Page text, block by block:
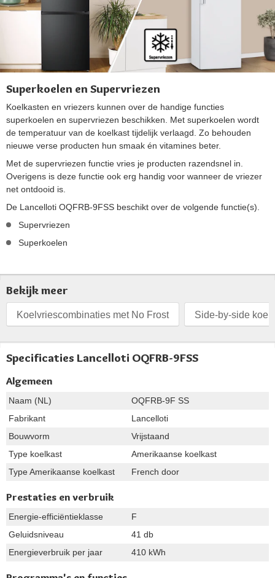
Superkoelen en Supervriezen
Koelkasten en vriezers kunnen over de handige functies
superkoelen en supervriezen beschikken. Met superkoelen wordt
de temperatuur van de koelkast tijdelijk verlaagd. Zo behouden
nieuwe verse producten hun smaak én vitamines beter.
Met de supervriezen functie vries je producten razendsnel in.
Overigens is deze functie ook erg handig voor wanneer de vriezer
net ontdooid is.
De Lancelloti OQFRB-9FSS beschikt over de volgende functie(s).
Supervriezen
Superkoelen
Bekijk meer
Koelvriescombinaties met No Frost Side-by-side
Specificaties Lancelloti OQFRB-9FSS
Algemeen
Naam (NL)
OQFRB-9F SS
Fabrikant
Lancelloti
Bouwvorm
Vrijstaand
Type koelkast
Amerikaanse koelkast
Type Amerikaanse koelkast
French door
Prestaties en verbruik
Energie-efficiëntieklasse
F
Geluidsniveau
41 db
Energieverbruik per jaar
410 kWh